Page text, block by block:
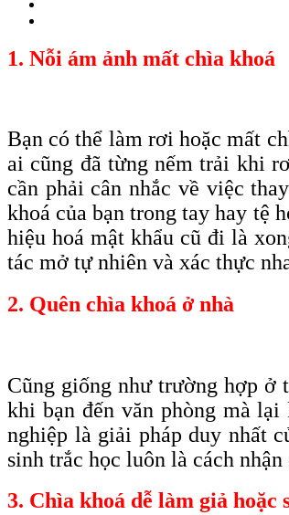
1. Nỗi ám ảnh mất chìa khoá
Bạn có thể làm rơi hoặc mất
ai cũng đã từng nếm trải khi
cần phải cân nhắc về việc
khoá của bạn trong tay hay tệ
hiệu hoá mật khẩu cũ đi là
tác mở tự nhiên và xác thực
2. Quên chìa khoá ở nhà
Cũng giống như trường hợp ở
khi bạn đến văn phòng mà
nghiệp là giải pháp duy nhất
sinh trắc học luôn là cách
3. Chìa khoá dễ làm giả hoặc